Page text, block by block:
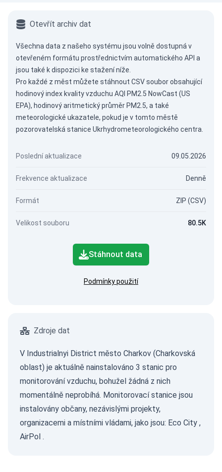
Otevřít archiv dat
Všechna data z našeho systému jsou volně dostupná v
otevřeném formátu prostřednictvím automatického API a
jsou také k dispozici ke stažení níže.
Pro každé z měst můžete stáhnout CSV soubor obsahující
hodinový index kvality vzduchu AQI PM2.5 NowCast (US
EPA), hodinový aritmetický průměr PM2.5, a také
meteorologické ukazatele, pokud je v tomto městě
pozorovatelská stanice Ukrhydrometeorologického centra.
Poslední aktualizace 09.05.2026
Frekvence aktualizace Denně
Formát ZIP (CSV)
Velikost souboru 80.5K
Stáhnout data
Podmínky použití
Zdroje dat
V Industrialnyi District město Charkov (Charkovská
oblast) je aktuálně nainstalováno 3 stanic pro
monitorování vzduchu, bohužel žádná z nich
momentálně neprobíhá. Monitorovací stanice jsou
instalovány občany, nezávislými projekty,
organizacemi a místními vládami, jako jsou: Eco City ,
AirPol .